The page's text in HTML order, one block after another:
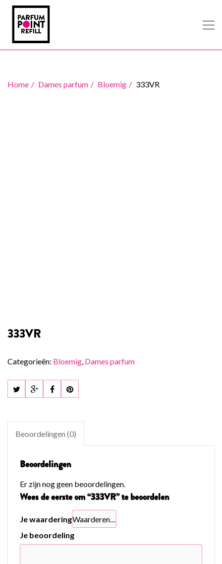
Home Dames parfum Bloemig 333VR
333VR
Categorieën: Bloemig, Dames parfum
Beoordelingen (0)
Beoordelingen
Er zijn nog geen beoordelingen.
Wees de eerste om “333VR” te beoordelen
Je waardering
Je beoordeling